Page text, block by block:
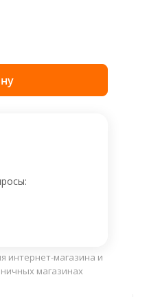
интернет-магазина и
магазинах